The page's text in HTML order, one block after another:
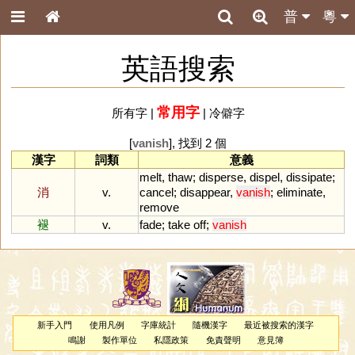
粵
普
英語搜索
所有字| 常用字| 冷僻字
[vanish], 找到 2 個
漢字
詞類 意義
消 v.
melt, thaw; disperse, dispel, dissipate;
cancel; disappear, vanish; eliminate,
remove
褪
v. fade; take off; vanish
新手入門 使用凡例 字庫統計 隨機漢字
最近被搜索的漢字
鳴謝
製作單位 私隱政策 免責聲明 意見簿